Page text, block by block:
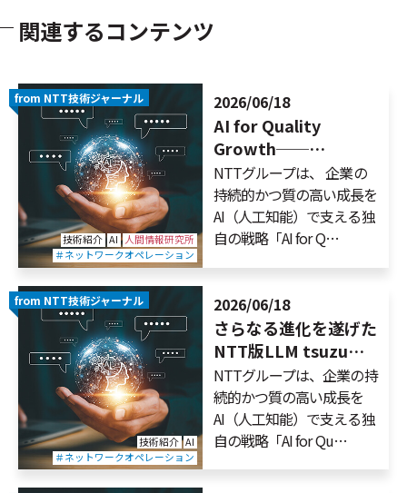
関連するコンテンツ
2026/06/18
AI for Quality
Growth──…
NTTグループは、 企業の
持続的かつ質の高い成長を
AI（人工知能）で支える独
自の戦略「AI for Q…
技術紹介 AI 人間情報研究所
＃ネットワークオペレーション
from NTT技術ジャーナル
2026/06/18
さらなる進化を遂げた
NTT版LLM tsuzu…
NTTグループは、企業の持
続的かつ質の高い成長を
AI（人工知能）で支える独
自の戦略「AI for Qu…
技術紹介 AI
＃ネットワークオペレーション
from NTT技術ジャーナル